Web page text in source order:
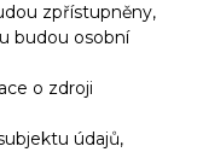
zpřístupněny,
budou osobní
o zdroji
údajů,